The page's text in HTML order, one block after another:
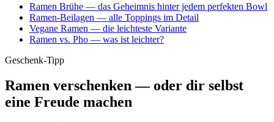
Ramen Brühe — das Geheimnis hinter jedem perfekten Bowl
Ramen-Beilagen — alle Toppings im Detail
Vegane Ramen — die leichteste Variante
Ramen vs. Pho — was ist leichter?
Geschenk-Tipp
Ramen verschenken — oder dir selbst
eine Freude machen